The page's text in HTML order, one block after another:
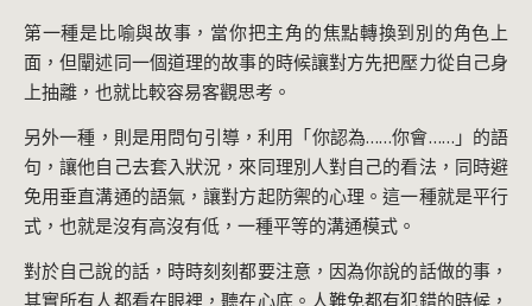
第一種是比喻與故事，當你把主角的焦點轉換到別的角色上
面，但闡述同一個道理的故事的時候讓對方先把壓力從自己身
上抽離，也就比較容易客觀思考。
另外一種，則是用問句引導，利用「你認為……你會……」的語
句，讓他自己去套入狀況，來同理別人對自己的看法，同時避
免用垂直溝通的語氣，讓對方起防禦的心理。這一種就是平行
式，也就是沒有高沒有低，一種平等的溝通模式。
對於自己說的話，時時刻刻都要注意，因為你說的話做的事，
其實所有人都看在眼裡，聽在心底。人難免都有犯錯的時候，